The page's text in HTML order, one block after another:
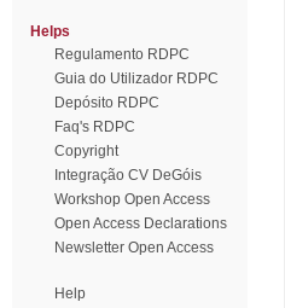
Helps
Regulamento RDPC
Guia do Utilizador RDPC
Depósito RDPC
Faq's RDPC
Copyright
Integração CV DeGóis
Workshop Open Access
Open Access Declarations
Newsletter Open Access
Help